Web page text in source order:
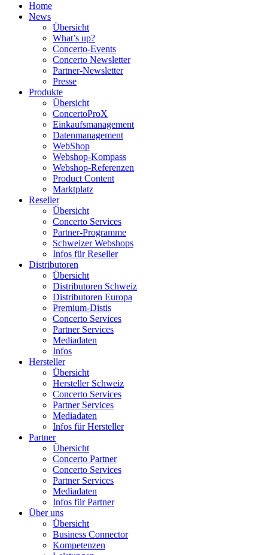
Home
News
Übersicht
What’s up?
Concerto-Events
Concerto Newsletter
Partner-Newsletter
Presse
Produkte
Übersicht
ConcertoProX
Einkaufsmanagement
Datenmanagement
WebShop
Webshop-Kompass
Webshop-Referenzen
Product Content
Marktplatz
Reseller
Übersicht
Concerto Services
Partner-Programme
Schweizer Webshops
Infos für Reseller
Distributoren
Übersicht
Distributoren Schweiz
Distributoren Europa
Premium-Distis
Concerto Services
Partner Services
Mediadaten
Infos
Hersteller
Übersicht
Hersteller Schweiz
Concerto Services
Partner Services
Mediadaten
Infos für Hersteller
Partner
Übersicht
Concerto Partner
Concerto Services
Partner Services
Mediadaten
Infos für Partner
Über uns
Übersicht
Business Connector
Kompetenzen